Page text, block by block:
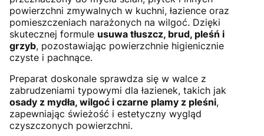
powierzchni zmywalnych w kuchni, łazience oraz
pomieszczeniach narażonych na wilgoć. Dzięki
skutecznej formule usuwa tłuszcz, brud, pleśń i
grzyb, pozostawiając powierzchnie higienicznie
czyste i pachnące.
Preparat doskonale sprawdza się w walce z
zabrudzeniami typowymi dla łazienek, takich jak
osady z mydła, wilgoć i czarne plamy z pleśni,
zapewniając świeżość i estetyczny wygląd
czyszczonych powierzchni.